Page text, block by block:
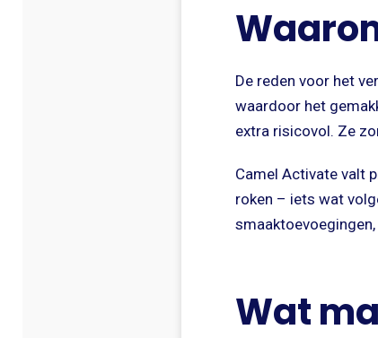
De reden voor het
waardoor het
extra risicovol. Ze
Camel Activate valt
roken – iets wat
Wat